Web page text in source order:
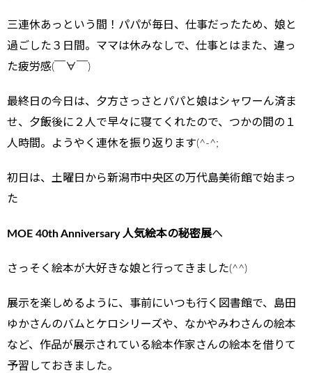
三連休あっという間！パパが毎日、仕事だったため、娘と
過ごした３日間。ママは休みなしで、仕事とはまた、違っ
た疲労感(￣∀￣)
最終日の今日は、夕方さっさとパパと娘はシャワーん済ま
せ、夕飯後に２人で早々に寝てくれたので、つかの間の１
人時間。ようやく連休を振り返ります(^-^;
初日は、土曜日から新潟市中央区の万代島美術館で始まっ
た
MOE 40th Anniversary 人気絵本の秘密展へ
さっそく絵本が大好きな娘と行ってきました(^^)
展示を楽しめるように、事前にいつも行く図書館で、島田
ゆかさんのバムとケロシリーズや、なかやみわさんの絵本
など、作品が展示されている絵本作家さんの絵本を借りて
予習しておきました。